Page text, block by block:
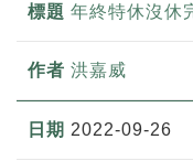
年終特休沒休
洪嘉威
2022-09-26